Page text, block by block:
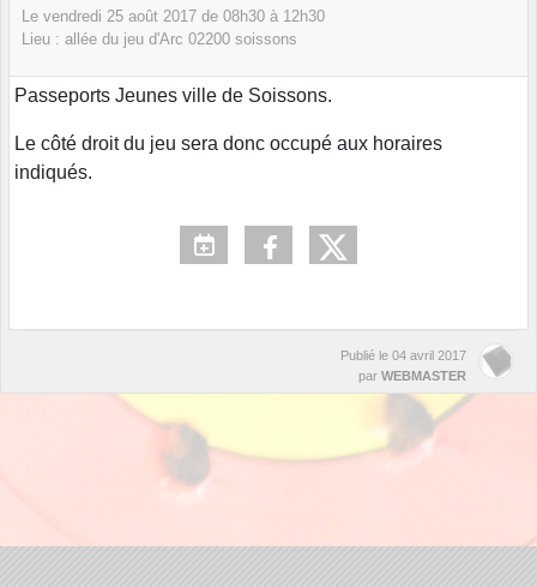
Le vendredi 25 août 2017 de 08h30 à 12h30
Lieu : allée du jeu d'Arc 02200 soissons
Passeports Jeunes ville de Soissons.
Le côté droit du jeu sera donc occupé aux horaires
indiqués.
Publié le 04 avril 2017
par WEBMASTER